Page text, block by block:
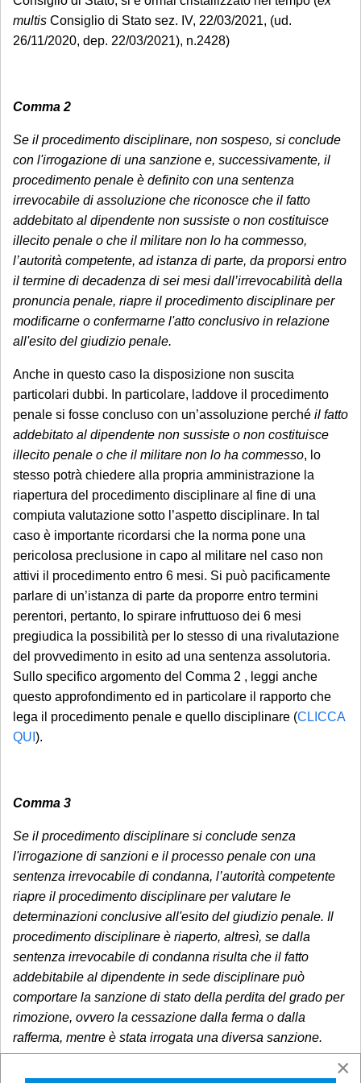
multis Consiglio di Stato sez. IV, 22/03/2021, (ud.
26/11/2020, dep. 22/03/2021), n.2428)
Comma 2
Se il procedimento disciplinare, non sospeso, si conclude
con l'irrogazione di una sanzione e, successivamente, il
procedimento penale è definito con una sentenza
irrevocabile di assoluzione che riconosce che il fatto
addebitato al dipendente non sussiste o non costituisce
illecito penale o che il militare non lo ha commesso,
l’autorità competente, ad istanza di parte, da proporsi entro
il termine di decadenza di sei mesi dall’irrevocabilità della
pronuncia penale, riapre il procedimento disciplinare per
modificarne o confermarne l'atto conclusivo in relazione
all'esito del giudizio penale.
Anche in questo caso la disposizione non suscita
particolari dubbi. In particolare, laddove il procedimento
penale si fosse concluso con un’assoluzione perché il fatto
addebitato al dipendente non sussiste o non costituisce
illecito penale o che il militare non lo ha commesso, lo
stesso potrà chiedere alla propria amministrazione la
riapertura del procedimento disciplinare al fine di una
compiuta valutazione sotto l’aspetto disciplinare. In tal
caso è importante ricordarsi che la norma pone una
pericolosa preclusione in capo al militare nel caso non
attivi il procedimento entro 6 mesi. Si può pacificamente
parlare di un’istanza di parte da proporre entro termini
perentori, pertanto, lo spirare infruttuoso dei 6 mesi
pregiudica la possibilità per lo stesso di una rivalutazione
del provvedimento in esito ad una sentenza assolutoria.
Sullo specifico argomento del Comma 2 , leggi anche
questo approfondimento ed in particolare il rapporto che
lega il procedimento penale e quello disciplinare (CLICCA
QUI ).
Comma 3
Se il procedimento disciplinare si conclude senza
l'irrogazione di sanzioni e il processo penale con una
sentenza irrevocabile di condanna, l’autorità competente
riapre il procedimento disciplinare per valutare le
determinazioni conclusive all'esito del giudizio penale. Il
procedimento disciplinare è riaperto, altresì, se dalla
sentenza irrevocabile di condanna risulta che il fatto
addebitabile al dipendente in sede disciplinare può
comportare la sanzione di stato della perdita del grado per
rimozione, ovvero la cessazione dalla ferma o dalla
rafferma, mentre è stata irrogata una diversa sanzione.
×